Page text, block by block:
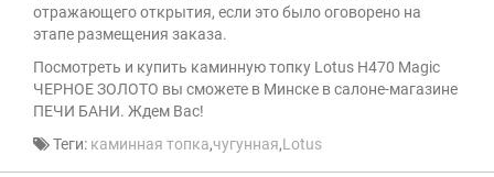
отражающего открытия, если это было оговорено на
этапе размещения заказа.
Посмотреть и купить каминную топку Lotus H470 Magic
ЧЕРНОЕ ЗОЛОТО вы сможете в Минске в салоне-магазине
ПЕЧИ БАНИ. Ждем Вас!
Теги: каминная топка,чугунная,Lotus